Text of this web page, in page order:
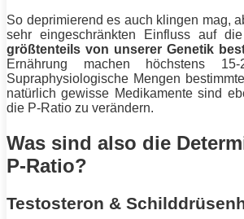
So deprimierend es auch klingen mag,
sehr eingeschränkten Einfluss auf
größtenteils von unserer Genetik
Ernährung machen höchstens
Supraphysiologische Mengen
natürlich gewisse Medikamente sind
die P-Ratio zu verändern.
Was sind also die
P-Ratio?
Testosteron &